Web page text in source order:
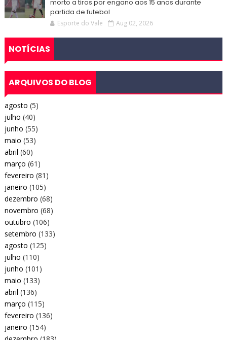
morto a tiros por engano aos 15 anos durante
partida de futebol
Esporte do Vale Aug 02, 2026
NOTÍCIAS
ARQUIVOS DO BLOG
agosto (5)
julho (40)
junho (55)
maio (53)
abril (60)
março (61)
fevereiro (81)
janeiro (105)
dezembro (68)
novembro (68)
outubro (106)
setembro (133)
agosto (125)
julho (110)
junho (101)
maio (133)
abril (136)
março (115)
fevereiro (136)
janeiro (154)